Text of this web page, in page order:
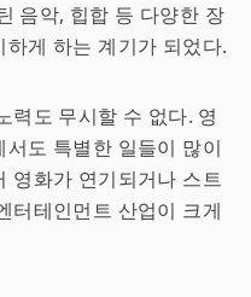
음악, 힙합 등 다양한 장
게 하는 계기가 되었다.
력도 무시할 수 없다. 영
도 특별한 일들이 많이
영화가 연기되거나 스트
터테인먼트 산업이 크게